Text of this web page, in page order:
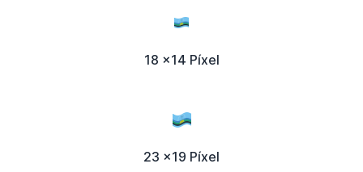
18 x14 Píxel
23 x19 Píxel